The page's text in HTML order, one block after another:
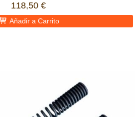
118,50 €
Añadir a Carrito